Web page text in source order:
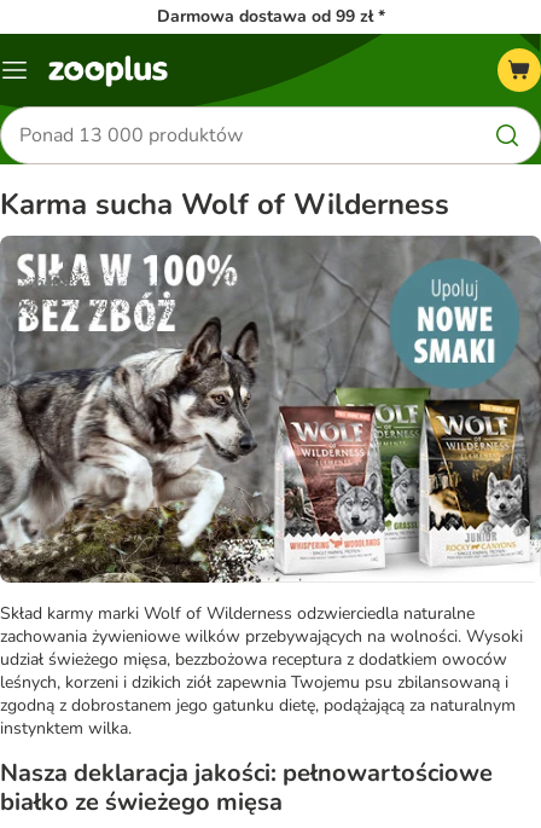
Darmowa dostawa od 99 zł *
Menu
Szukaj
produktów
Karma sucha Wolf of Wilderness
Skład karmy marki Wolf of Wilderness odzwierciedla naturalne
zachowania żywieniowe wilków przebywających na wolności. Wysoki
udział świeżego mięsa, bezzbożowa receptura z dodatkiem owoców
leśnych, korzeni i dzikich ziół zapewnia Twojemu psu zbilansowaną i
zgodną z dobrostanem jego gatunku dietę, podążającą za naturalnym
instynktem wilka.
Nasza deklaracja jakości: pełnowartościowe
białko ze świeżego mięsa